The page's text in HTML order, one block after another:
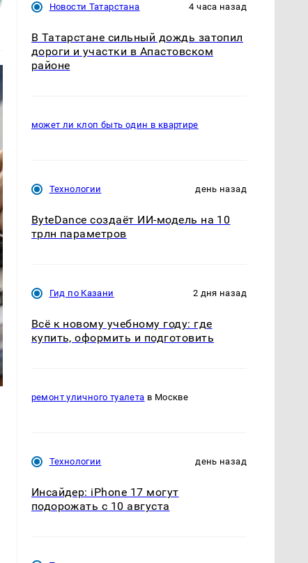
Новости Татарстана 4 часа назад
В Татарстане сильный дождь затопил
дороги и участки в Апастовском
районе
может ли клоп быть один в квартире
Технологии день назад
ByteDance создаёт ИИ-модель на 10
трлн параметров
Гид по Казани 2 дня назад
Всё к новому учебному году: где
купить, оформить и подготовить
ремонт уличного туалета в Москве
Технологии день назад
Инсайдер: iPhone 17 могут
подорожать с 10 августа